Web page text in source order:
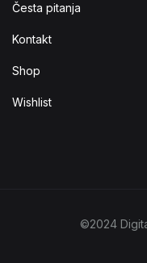
Česta pitanja
Kontakt
Shop
Wishlist
©2024